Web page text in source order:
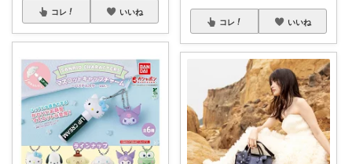
コレ いいね
コレ いいね